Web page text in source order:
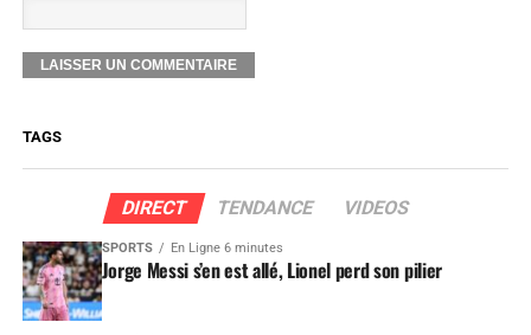
TAGS
DIRECT TENDANCE VIDEOS
SPORTS En Ligne 6 minutes
Jorge Messi s’en est allé, Lionel perd son pilier